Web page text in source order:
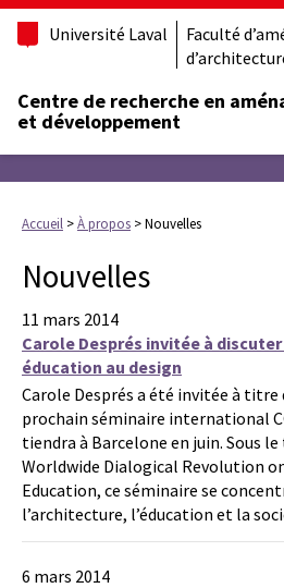
Université Laval
Faculté
Centre de recherche en
et développement
Accueil >À propos >Nouvelles
Nouvelles
11 mars 2014
Carole Després invitée à
éducation au design
Carole Després a été invitée à titre
prochain séminaire international
tiendra à Barcelone en juin. Sous
Worldwide Dialogical Revolution
Education, ce séminaire se
l’architecture, l’éducation et la
6 mars 2014